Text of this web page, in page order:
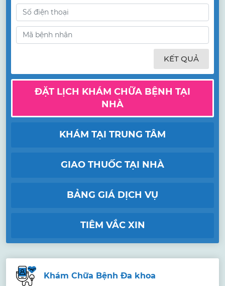
KẾT QUẢ
ĐẶT LỊCH KHÁM CHỮA BỆNH TẠI
NHÀ
KHÁM TẠI TRUNG TÂM
GIAO THUỐC TẠI NHÀ
BẢNG GIÁ DỊCH VỤ
TIÊM VẮC XIN
Khám Chữa Bệnh Đa khoa